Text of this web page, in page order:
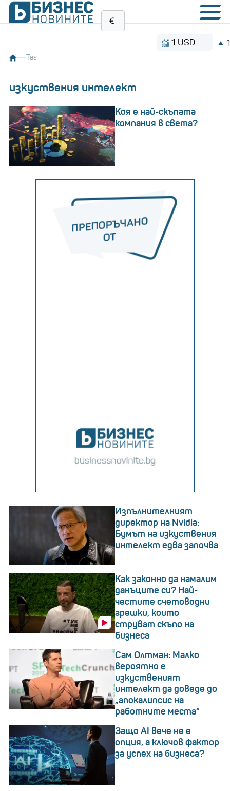
1.1535
Таг
изкуствения интелект
Коя е най-скъпата
компания в света?
Изпълнителният
директор на Nvidia:
Бумът на изкуствения
интелект едва започва
Как законно да намалим
данъците си? Най-
честите счетоводни
грешки, които
струват скъпо на
бизнеса
Сам Олтман: Малко
вероятно е
изкуственият
интелект да доведе до
„апокалипсис на
работните места“
Защо AI вече не е
опция, а ключов фактор
за успех на бизнеса?